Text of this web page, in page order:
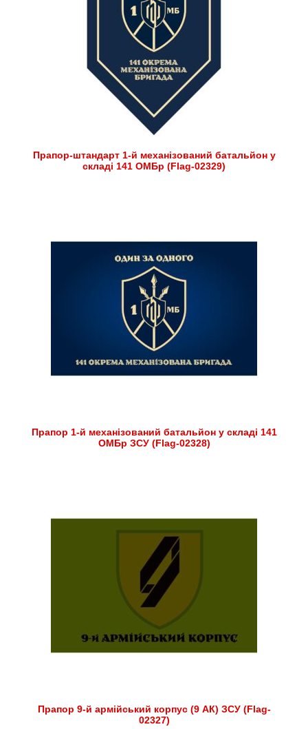
Прапор-штандарт 1-й механізований батальйон у
складі 141 ОМБр (Flag-02329)
Прапор 1-й механізований батальйон у складі 141
ОМБр ЗСУ (Flag-02328)
Прапор 9-й армійський корпус (9 АК) ЗСУ (Flag-
02327)